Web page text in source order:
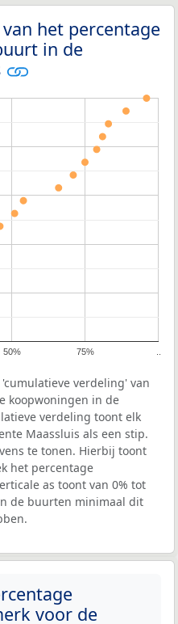
het percentage
in de
50% 75%
verdeling' van
koopwoningen in de
verdeling toont elk
Maassluis als een stip.
te tonen. Hierbij toont
het percentage
as toont van 0% tot
de buurten minimaal dit
voor de